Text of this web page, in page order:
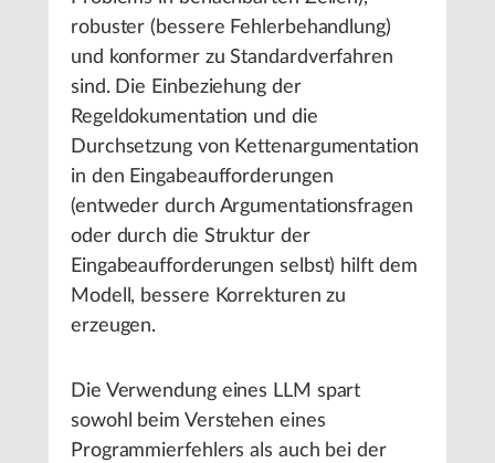
robuster (bessere Fehlerbehandlung)
und konformer zu Standardverfahren
sind. Die Einbeziehung der
Regeldokumentation und die
Durchsetzung von Kettenargumentation
in den Eingabeaufforderungen
(entweder durch Argumentationsfragen
oder durch die Struktur der
Eingabeaufforderungen selbst) hilft dem
Modell, bessere Korrekturen zu
erzeugen.
Die Verwendung eines LLM spart
sowohl beim Verstehen eines
Programmierfehlers als auch bei der